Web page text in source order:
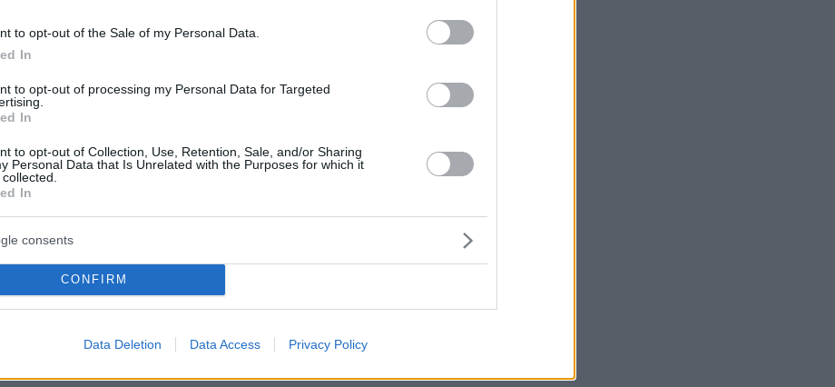
to opt-out of the Sale of my Personal Data.
In
to opt-out of processing my Personal Data for Targeted
In
to opt-out of Collection, Use, Retention, Sale, and/or Sharing
Personal Data that Is Unrelated with the Purposes for which it
In
consents
CONFIRM
Data Deletion Data Access Privacy Policy
τοprotothema.gr στο Google News
τελευταίες
την επίθεση στη
Νέες φήμες για τον Μοτζτάμπα
σε πολύ κρίσιμη κατάσταση, μπορεί
πριν 19 λεπτά